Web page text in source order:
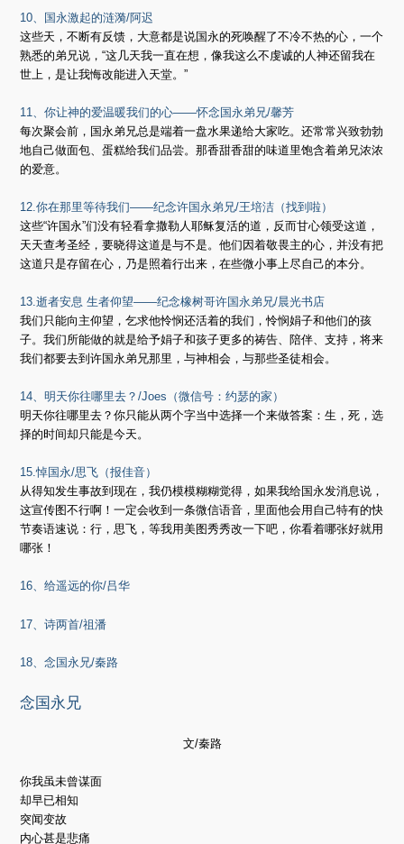
10、国永激起的涟漪/阿迟
这些天，不断有反馈，大意都是说国永的死唤醒了不冷不热的心，一个
熟悉的弟兄说，“这几天我一直在想，像我这么不虔诚的人神还留我在
世上，是让我悔改能进入天堂。”
11、你让神的爱温暖我们的心——怀念国永弟兄/馨芳
每次聚会前，国永弟兄总是端着一盘水果递给大家吃。还常常兴致勃勃
地自己做面包、蛋糕给我们品尝。那香甜香甜的味道里饱含着弟兄浓浓
的爱意。
12.你在那里等待我们——纪念许国永弟兄/王培洁（找到啦）
这些“许国永”们没有轻看拿撒勒人耶稣复活的道，反而甘心领受这道，
天天查考圣经，要晓得这道是与不是。他们因着敬畏主的心，并没有把
这道只是存留在心，乃是照着行出来，在些微小事上尽自己的本分。
13.逝者安息 生者仰望——纪念橡树哥许国永弟兄/晨光书店
我们只能向主仰望，乞求他怜悯还活着的我们，怜悯娟子和他们的孩
子。我们所能做的就是给予娟子和孩子更多的祷告、陪伴、支持，将来
我们都要去到许国永弟兄那里，与神相会，与那些圣徒相会。
14、明天你往哪里去？/Joes（微信号：约瑟的家）
明天你往哪里去？你只能从两个字当中选择一个来做答案：生，死，选
择的时间却只能是今天。
15.悼国永/思飞（报佳音）
从得知发生事故到现在，我仍模模糊糊觉得，如果我给国永发消息说，
这宣传图不行啊！一定会收到一条微信语音，里面他会用自己特有的快
节奏语速说：行，思飞，等我用美图秀秀改一下吧，你看着哪张好就用
哪张！
16、给遥远的你/吕华
17、诗两首/祖潘
18、念国永兄/秦路
念国永兄
文/秦路
你我虽未曾谋面
却早已相知
突闻变故
内心甚是悲痛